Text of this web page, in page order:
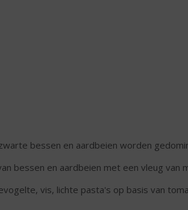
bessen en aardbeien worden
bessen en aardbeien met een vleug van
vis, lichte pasta's op basis van